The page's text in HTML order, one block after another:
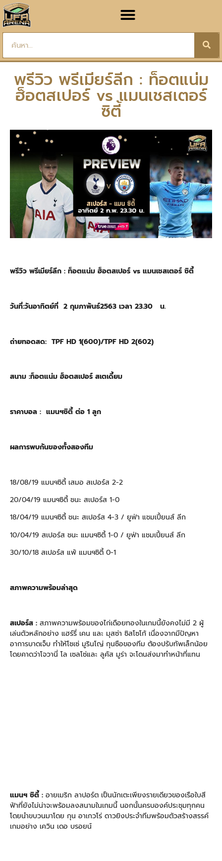
พรีวิว พรีเมียร์ลีก : ท็อตแน่ม
ฮ็อตสเปอร์ vs แมนเชสเตอร์
ซิตี้
พรีวิว พรีเมียร์ลีก : ท็อตแน่ม ฮ็อตสเปอร์ vs แมนเชสเตอร์ ซิตี้
วันที่:วันอาทิตย์ที่ 2 กุมภาพันธ์2563 เวลา 23.30 น.
ถ่ายทอดสด: TPF HD 1(600)/TPF HD 2(602)
สนาม :ท็อตแน่ม ฮ็อตสเปอร์ สเตเดี้ยม
ราคาบอล : แมนฯซิตี้ ต่อ 1 ลูก
ผลการพบกันของทั้งสองทีม
18/08/19 แมนฯซิตี้ เสมอ สเปอร์ส 2-2
20/04/19 แมนฯซิตี้ ชนะ สเปอร์ส 1-0
18/04/19 แมนฯซิตี้ ชนะ สเปอร์ส 4-3 / ยูฟ่า แชมเปี้ยนส์ ลีก
10/04/19 สเปอร์ส ชนะ แมนฯซิตี้ 1-0 / ยูฟ่า แชมเปี้ยนส์ ลีก
30/10/18 สเปอร์ส แพ้ แมนฯซิตี้ 0-1
สภาพความพร้อมล่าสุด
สเปอร์ส : สภาพความพร้อมของไก่เดือยทองในเกมนี้ยังคงไม่มี 2 ผู้
เล่นตัวหลักอย่าง แฮร์รี่ เคน และ มุสซ่า ซิสโซโก้ เนื่องจากมีปัญหา
อาการบาดเจ็บ ทำให้โชเซ่ มูรินโญ่ กุนซือของทีม ต้องปรับทัพเล็กน้อย
โดยคาดว่าโจวานี่ โล เซลโซ่และ ลูคัส มูร่า จะโดนส่งมาทำหน้าที่แทน
แมนฯ ซิตี้ : อายเมริก ลาปอร์ต เป็นนักเตะเพียงรายเดียวของเรือใบสี
ฟ้าที่ยังไม่น่าจะพร้อมลงสนามในเกมนี้ นอกนั้นครบองค์ประชุมทุกคน
โดยนำขบวนมาโดย กุน อาเกวโร่ ดาวยิงประจำทีมพร้อมตัวสร้างสรรค์
เกมอย่าง เควิน เดอ บรอยน์